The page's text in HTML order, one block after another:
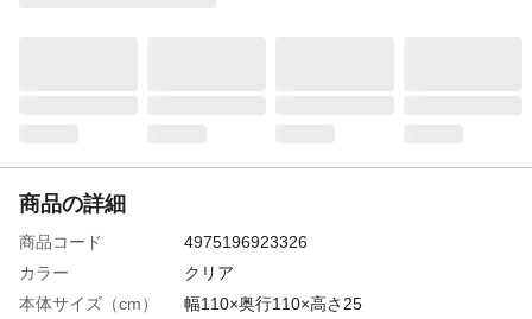
商品の詳細
商品コード
4975196923326
カラー
クリア
本体サイズ（cm）
幅110×奥行110×高さ25